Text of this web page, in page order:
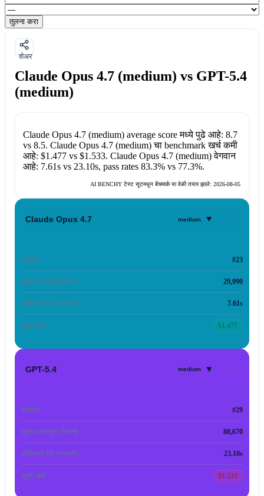
तुलना करा
शेअर
Claude Opus 4.7 (medium) vs GPT-5.4
(medium)
Claude Opus 4.7 (medium)average score मध्ये पुढे आहे: 8.7
vs 8.5. Claude Opus 4.7 (medium)चा benchmark खर्च कमी
आहे: $1.477vs $1.533. Claude Opus 4.7 (medium)वेगवान
आहे: 7.61svs 23.10s, pass rates 83.3%vs 77.3%.
AI BENCHY टेस्ट सूटमधून बेंचमार्क या वेळी तयार झाले: 2026-08-05
Claude Opus 4.7 medium ▾
क्रमांक #23
एकूण आउटपुट टोकन्स 29,990
प्रतिसाद वेळ (सरासरी) 7.61s
एकूण खर्च $1.477
GPT-5.4 medium ▾
क्रमांक #29
एकूण आउटपुट टोकन्स 88,670
प्रतिसाद वेळ (सरासरी) 23.10s
एकूण खर्च $1.533